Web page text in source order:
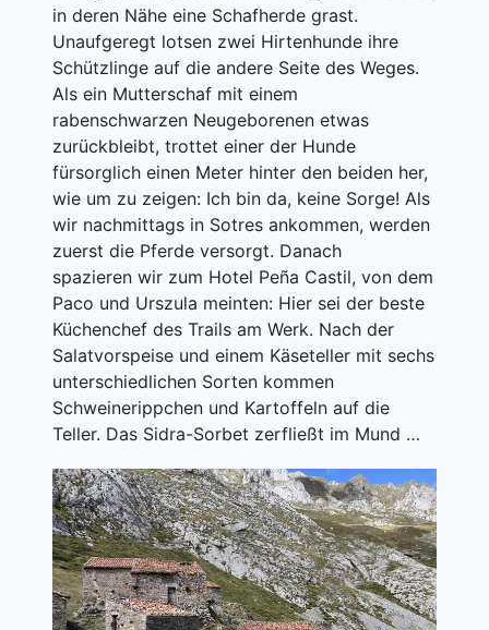
in deren Nähe eine Schafherde grast.
Unaufgeregt lotsen zwei Hirtenhunde ihre
Schützlinge auf die andere Seite des Weges.
Als ein Mutterschaf mit einem
rabenschwarzen Neugeborenen etwas
zurückbleibt, trottet einer der Hunde
fürsorglich einen Meter hinter den beiden her,
wie um zu zeigen: Ich bin da, keine Sorge! Als
wir nachmittags in Sotres ankommen, werden
zuerst die Pferde versorgt. Danach
spazieren wir zum Hotel Peña Castil, von dem
Paco und Urszula meinten: Hier sei der beste
Küchenchef des Trails am Werk. Nach der
Salatvorspeise und einem Käseteller mit sechs
unterschiedlichen Sorten kommen
Schweinerippchen und Kartoffeln auf die
Teller. Das Sidra-Sorbet zerfließt im Mund …